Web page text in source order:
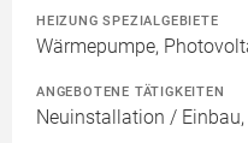
HEIZUNG SPEZIALGEBIETE
Wärmepumpe,
ANGEBOTENE TÄTIGKEITEN
Neuinstallation /